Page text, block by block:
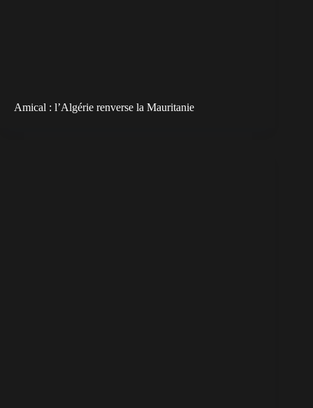
Amical : l’Algérie renverse la Mauritanie